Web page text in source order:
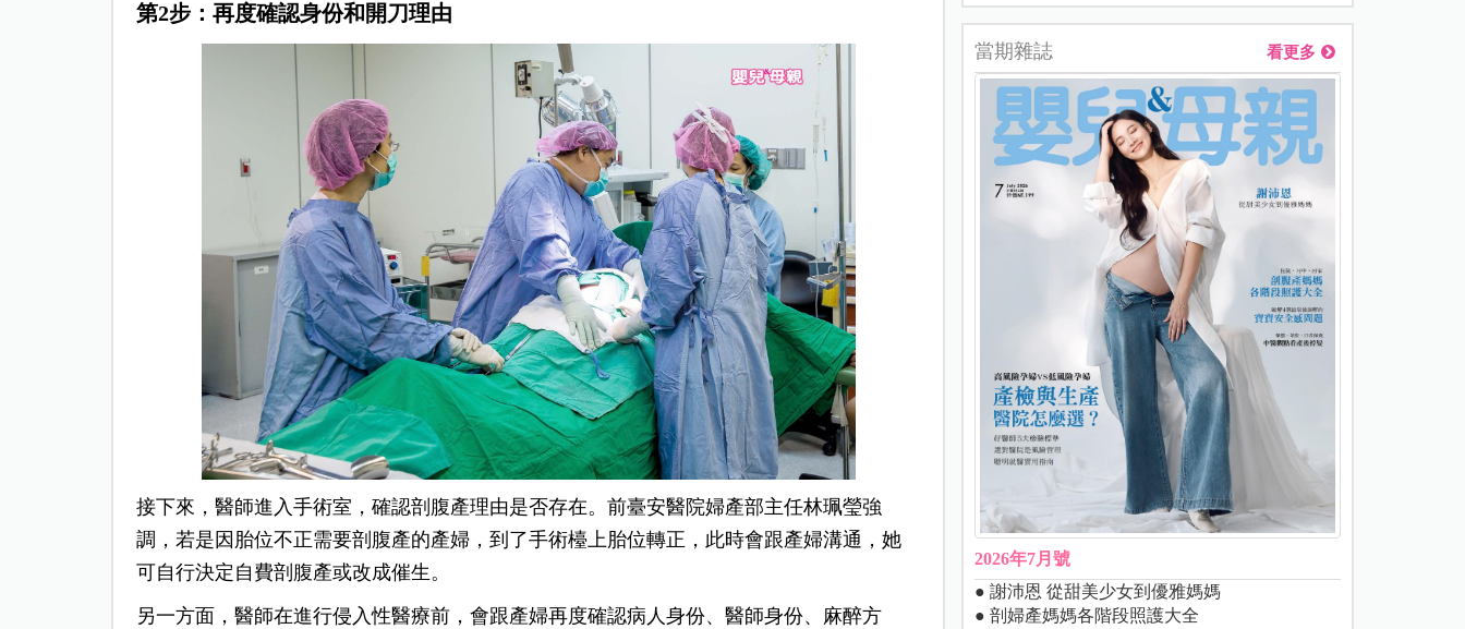
第2步：再度確認身份和開刀理由
接下來，醫師進入手術室，確認剖腹產理由是否存在。前臺安醫院婦產部主任林珮瑩強
調，若是因胎位不正需要剖腹產的產婦，到了手術檯上胎位轉正，此時會跟產婦溝通，她
可自行決定自費剖腹產或改成催生。
另一方面，醫師在進行侵入性醫療前，會跟產婦再度確認病人身份、醫師身份、麻醉方
當期雜誌 看更多
2026年7月號
● 謝沛恩 從甜美少女到優雅媽媽
● 剖婦產媽媽各階段照護大全